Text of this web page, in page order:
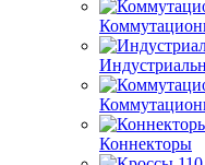
Коннекторы